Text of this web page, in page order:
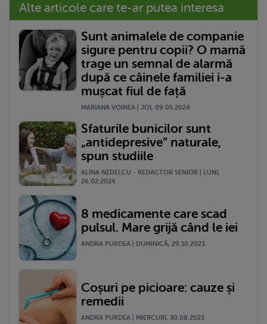
Alte articole care te-ar putea interesa
Sunt animalele de companie
sigure pentru copii? O mamă
trage un semnal de alarmă
după ce câinele familiei i-a
mușcat fiul de față
MARIANA VOINEA | JOI, 09.05.2024
Sfaturile bunicilor sunt
„antidepresive” naturale,
spun studiile
ALINA NEDELCU - REDACTOR SENIOR | LUNI,
26.02.2024
8 medicamente care scad
pulsul. Mare grijă când le iei
ANDRA PURDEA | DUMINICĂ, 29.10.2023
Coșuri pe picioare: cauze și
remedii
ANDRA PURDEA | MIERCURI, 30.08.2023